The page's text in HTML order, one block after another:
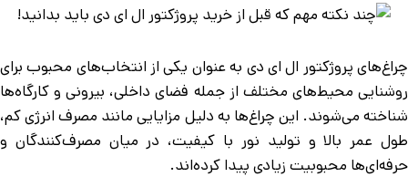
چراغ‌های پروژکتور ال ای دی به عنوان یکی از انتخاب‌های محبوب برای
روشنایی محیط‌های مختلف از جمله فضای داخلی، بیرونی و کارگاه‌ها
شناخته می‌شوند. این چراغ‌ها به دلیل مزایایی مانند مصرف انرژی کم،
طول عمر بالا و تولید نور با کیفیت، در میان مصرف‌کنندگان و
حرفه‌ای‌ها محبوبیت زیادی پیدا کرده‌اند.